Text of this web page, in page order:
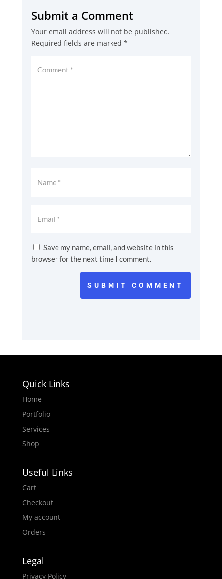
Submit a Comment
Your email address will not be published.
Required fields are marked *
Save my name, email, and website in this
browser for the next time I comment.
SUBMIT COMMENT
Quick Links
Home
Portfolio
Services
Shop
Useful Links
Cart
Checkout
My account
Orders
Legal
Privacy Policy